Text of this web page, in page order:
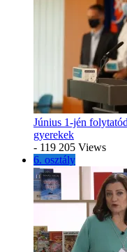
Június 1-jén
gyerekek
- 119 205 Views
6. osztály